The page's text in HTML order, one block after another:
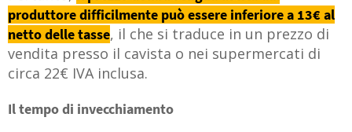
produttore difficilmente può essere inferiore a 13€ al
netto delle tasse, il che si traduce in un prezzo di
vendita presso il cavista o nei supermercati di
circa 22€ IVA inclusa.
Il tempo di invecchiamento